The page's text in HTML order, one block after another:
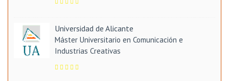
Universidad de Alicante
Máster Universitario en Comunicación e
Industrias Creativas